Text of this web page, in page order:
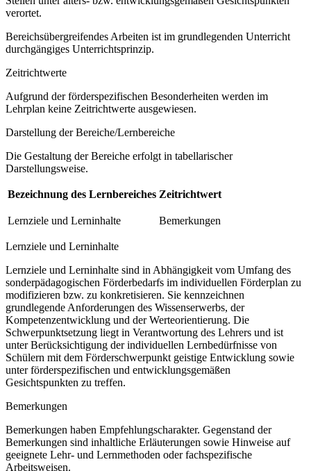
verortet.
Bereichsübergreifendes Arbeiten ist im grundlegenden Unterricht
durchgängiges Unterrichtsprinzip.
Zeitrichtwerte
Aufgrund der förderspezifischen Besonderheiten werden im
Lehrplan keine Zeitrichtwerte ausgewiesen.
Darstellung der Bereiche/Lernbereiche
Die Gestaltung der Bereiche erfolgt in tabellarischer
Darstellungsweise.
Bezeichnung des Lernbereiches Zeitrichtwert
Lernziele und Lerninhalte Bemerkungen
Lernziele und Lerninhalte
Lernziele und Lerninhalte sind in Abhängigkeit vom Umfang des
sonderpädagogischen Förderbedarfs im individuellen Förderplan zu
modifizieren bzw. zu konkretisieren. Sie kennzeichnen
grundlegende Anforderungen des Wissenserwerbs, der
Kompetenzentwicklung und der Werteorientierung. Die
Schwerpunktsetzung liegt in Verantwortung des Lehrers und ist
unter Berücksichtigung der individuellen Lernbedürfnisse von
Schülern mit dem Förderschwerpunkt geistige Entwicklung sowie
unter förderspezifischen und entwicklungsgemäßen
Gesichtspunkten zu treffen.
Bemerkungen
Bemerkungen haben Empfehlungscharakter. Gegenstand der
Bemerkungen sind inhaltliche Erläuterungen sowie Hinweise auf
geeignete Lehr- und Lernmethoden oder fachspezifische
Arbeitsweisen.